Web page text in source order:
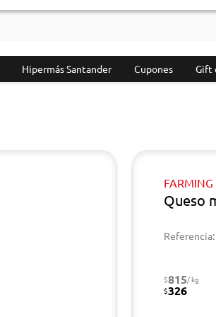
Hipermás Santander Cupones Gift
FARMING
Queso
$815/ kg
$326